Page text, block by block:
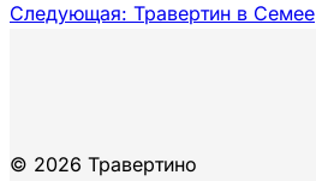
Следующая: Травертин в Семее
© 2026 Травертино